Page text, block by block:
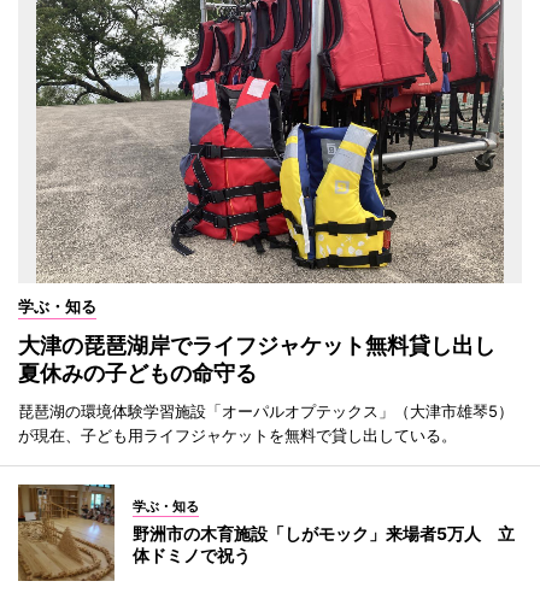
学ぶ・知る
大津の琵琶湖岸でライフジャケット無料貸し出し
夏休みの子どもの命守る
琵琶湖の環境体験学習施設「オーパルオプテックス」（大津市雄琴5）
が現在、子ども用ライフジャケットを無料で貸し出している。
学ぶ・知る
野洲市の木育施設「しがモック」来場者5万人 立
体ドミノで祝う